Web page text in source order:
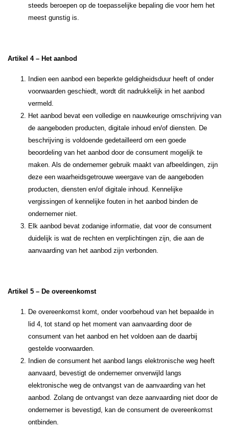
steeds beroepen op de toepasselijke bepaling die voor hem het
meest gunstig is.
Artikel 4 – Het aanbod
Indien een aanbod een beperkte geldigheidsduur heeft of onder
voorwaarden geschiedt, wordt dit nadrukkelijk in het aanbod
vermeld.
Het aanbod bevat een volledige en nauwkeurige omschrijving van
de aangeboden producten, digitale inhoud en/of diensten. De
beschrijving is voldoende gedetailleerd om een goede
beoordeling van het aanbod door de consument mogelijk te
maken. Als de ondernemer gebruik maakt van afbeeldingen, zijn
deze een waarheidsgetrouwe weergave van de aangeboden
producten, diensten en/of digitale inhoud. Kennelijke
vergissingen of kennelijke fouten in het aanbod binden de
ondernemer niet.
Elk aanbod bevat zodanige informatie, dat voor de consument
duidelijk is wat de rechten en verplichtingen zijn, die aan de
aanvaarding van het aanbod zijn verbonden.
Artikel 5 – De overeenkomst
De overeenkomst komt, onder voorbehoud van het bepaalde in
lid 4, tot stand op het moment van aanvaarding door de
consument van het aanbod en het voldoen aan de daarbij
gestelde voorwaarden.
Indien de consument het aanbod langs elektronische weg heeft
aanvaard, bevestigt de ondernemer onverwijld langs
elektronische weg de ontvangst van de aanvaarding van het
aanbod. Zolang de ontvangst van deze aanvaarding niet door de
ondernemer is bevestigd, kan de consument de overeenkomst
ontbinden.